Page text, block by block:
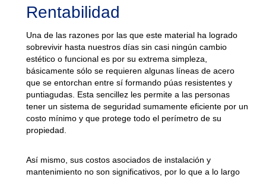
Rentabilidad
Una de las razones por las que este material ha logrado
sobrevivir hasta nuestros días sin casi ningún cambio
estético o funcional es por su extrema simpleza,
básicamente sólo se requieren algunas líneas de acero
que se entorchan entre sí formando púas resistentes y
puntiagudas. Esta sencillez les permite a las personas
tener un sistema de seguridad sumamente eficiente por un
costo mínimo y que protege todo el perímetro de su
propiedad.
Así mismo, sus costos asociados de instalación y
mantenimiento no son significativos, por lo que a lo largo